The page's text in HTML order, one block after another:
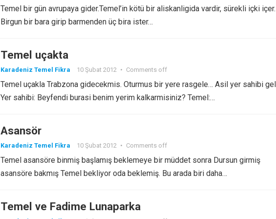
Temel bir gün avrupaya gider.Temel’in kötü bir aliskanligida vardir, sürekli içki içer.
Birgun bir bara girip barmenden üç bira ister…
Temel uçakta
Karadeniz Temel Fikra 10 Şubat 2012 • Comments off
Temel uçakla Trabzona gidecekmis. Oturmus bir yere rasgele… Asil yer sahibi
Yer sahibi: Beyfendi burasi benim yerim kalkarmisiniz? Temel:…
Asansör
Karadeniz Temel Fikra 10 Şubat 2012 • Comments off
Temel asansöre binmiş başlamış beklemeye bir müddet sonra Dursun girmiş
asansöre bakmış Temel bekliyor oda beklemiş. Bu arada biri daha…
Temel ve Fadime Lunaparka